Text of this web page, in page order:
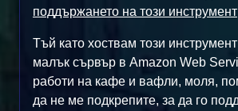
поддържането на този инструмент
Тъй като хоствам този
малък сървър в Amazon Web
работи на кафе и вафли, моля,
да не ме подкрепите, за да го